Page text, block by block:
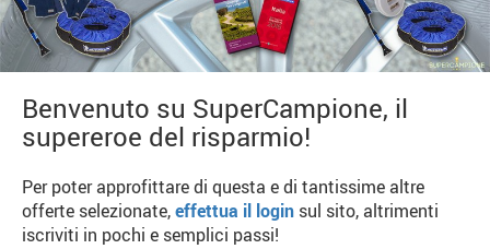
Benvenuto su SuperCampione, il
supereroe del risparmio!
Per poter approfittare di questa e di tantissime altre
offerte selezionate,effettua il login sul sito, altrimenti
iscriviti in pochi e semplici passi!